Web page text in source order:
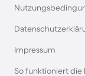
Impressum
So funktioniert die